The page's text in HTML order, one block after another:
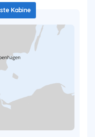
Kabine